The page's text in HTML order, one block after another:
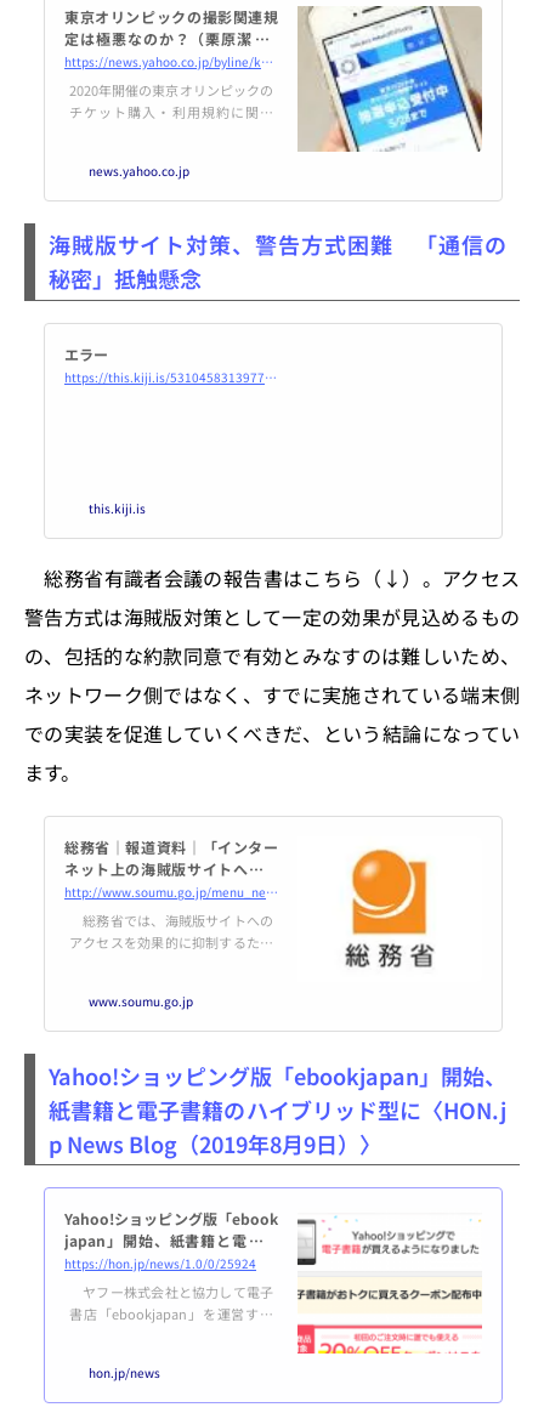
東京オリンピックの撮影関連規
定は極悪なのか？（栗原潔） -
エキスパート - Yahoo!ニュース
https://news.yahoo.co.jp/byline/kuriharakiyoshi/20190510-00125518/
2020年開催の東京オリンピックの
チケット購入・利用規約に関し
（本記事では著作権関連のトピッ
クのみ取り上げます）。確かに、
news.yahoo.co.jp
海賊版サイト対策、警告方式困難 「通信の
秘密」抵触懸念
エラー
https://this.kiji.is/531045831397786721?c=491375730748638305
this.kiji.is
総務省有識者会議の報告書はこちら（↓）。アクセス
警告方式は海賊版対策として一定の効果が見込めるもの
の、包括的な約款同意で有効とみなすのは難しいため、
ネットワーク側ではなく、すでに実施されている端末側
での実装を促進していくべきだ、という結論になってい
ます。
総務省｜報道資料｜「インター
ネット上の海賊版サイトへのア
クセス抑止方策に関する検討
会 報告書」の公表
http://www.soumu.go.jp/menu_news/s-news/01kiban18_01000067.html
総務省では、海賊版サイトへの
アクセスを効果的に抑制するため
め、「インターネット上の海賊版
サイトへのアクセス抑止方策に関
日から令和元年8月5日までの間、
討会において「インターネット上
の海賊版サイトへのアクセス抑止
方策に関する検討会 報告書」が取
www.soumu.go.jp
Yahoo!ショッピング版「ebookjapan」開始、
紙書籍と電子書籍のハイブリッド型に〈HON.j
p News Blog（2019年8月9日）〉
Yahoo!ショッピング版「ebook
japan」開始、紙書籍と電子書
籍のハイブリッド型に
https://hon.jp/news/1.0/0/25924
ヤフー株式会社と協力して電子
書店「ebookjapan」を運営する
ンモール「Yahoo!ショッピング」
にて電子書籍の販売を開始、紙書
hon.jp/news